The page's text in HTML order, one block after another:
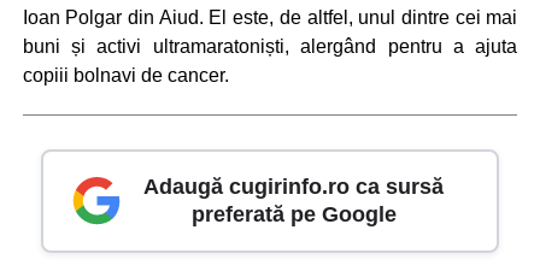
Ioan Polgar din Aiud. El este, de altfel, unul dintre cei mai
buni și activi ultramaratoniști, alergând pentru a ajuta
copiii bolnavi de cancer.
Adaugă cugirinfo.ro ca sursă
preferată pe Google